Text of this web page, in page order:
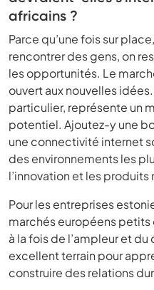
africains ?
Parce qu’une fois sur
rencontrer des gens, on
les opportunités. Le
ouvert aux nouvelles
particulier, représente un
potentiel. Ajoutez-y une
une connectivité internet
des environnements les
l’innovation et les produits
Pour les entreprises
marchés européens
à la fois de l’ampleur et du
excellent terrain pour
construire des relations